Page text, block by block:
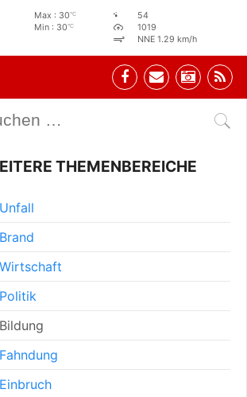
Max : 30°C
Min : 30°C
54
1019
NNE 1.29 km/h
Stainach Öffnungszeiten
THEMENBEREICHE
Unfall
Brand
Wirtschaft
Politik
Bildung
Fahndung
Einbruch